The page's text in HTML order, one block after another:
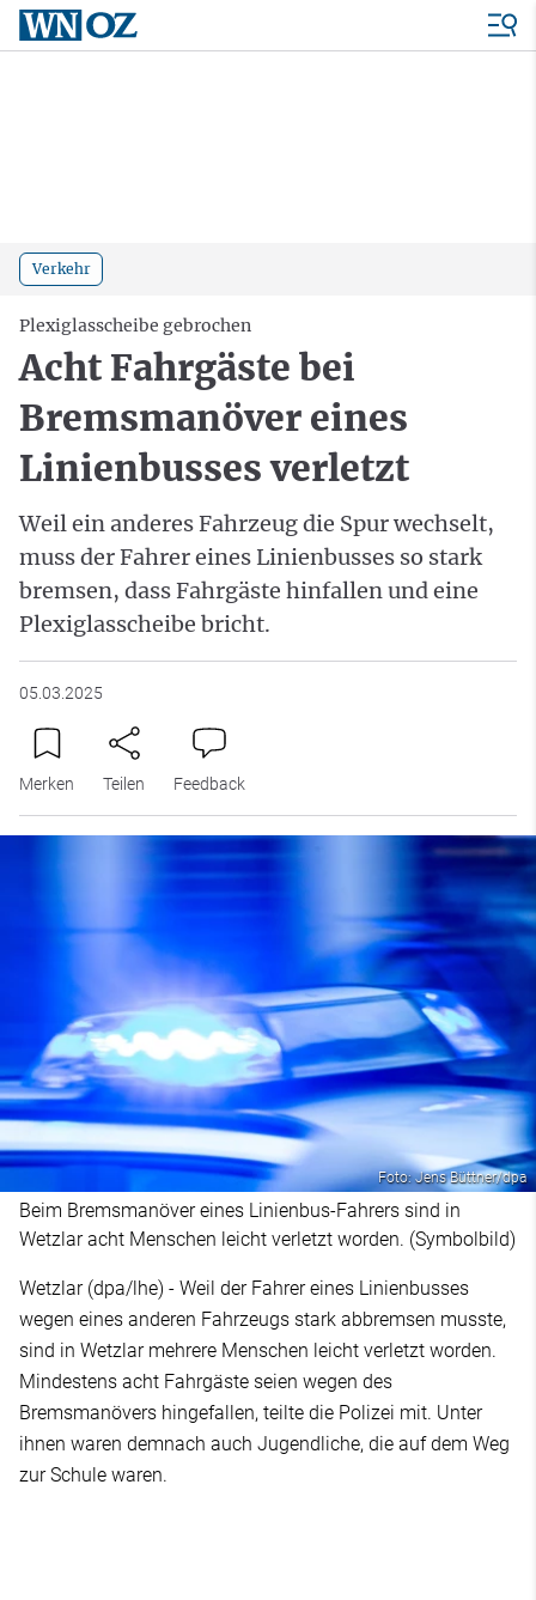
Verkehr
Plexiglasscheibe gebrochen
Acht Fahrgäste bei
Bremsmanöver eines
Linienbusses verletzt
Weil ein anderes Fahrzeug die Spur wechselt,
muss der Fahrer eines Linienbusses so stark
bremsen, dass Fahrgäste hinfallen und eine
Plexiglasscheibe bricht.
05.03.2025
Merken Teilen Feedback
Foto: Jens Büttner/dpa
Beim Bremsmanöver eines Linienbus-Fahrers sind in
Wetzlar acht Menschen leicht verletzt worden. (Symbolbild)
Wetzlar (dpa/lhe) - Weil der Fahrer eines Linienbusses
wegen eines anderen Fahrzeugs stark abbremsen musste,
sind in Wetzlar mehrere Menschen leicht verletzt worden.
Mindestens acht Fahrgäste seien wegen des
Bremsmanövers hingefallen, teilte die Polizei mit. Unter
ihnen waren demnach auch Jugendliche, die auf dem Weg
zur Schule waren.